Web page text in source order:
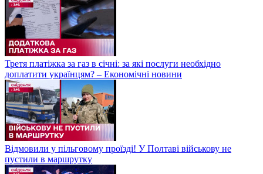
Третя платіжка за газ в січні: за які послуги необхідно
доплатити українцям? – Економічні новини
Відмовили у пільговому проїзді! У Полтаві військову не
пустили в маршрутку